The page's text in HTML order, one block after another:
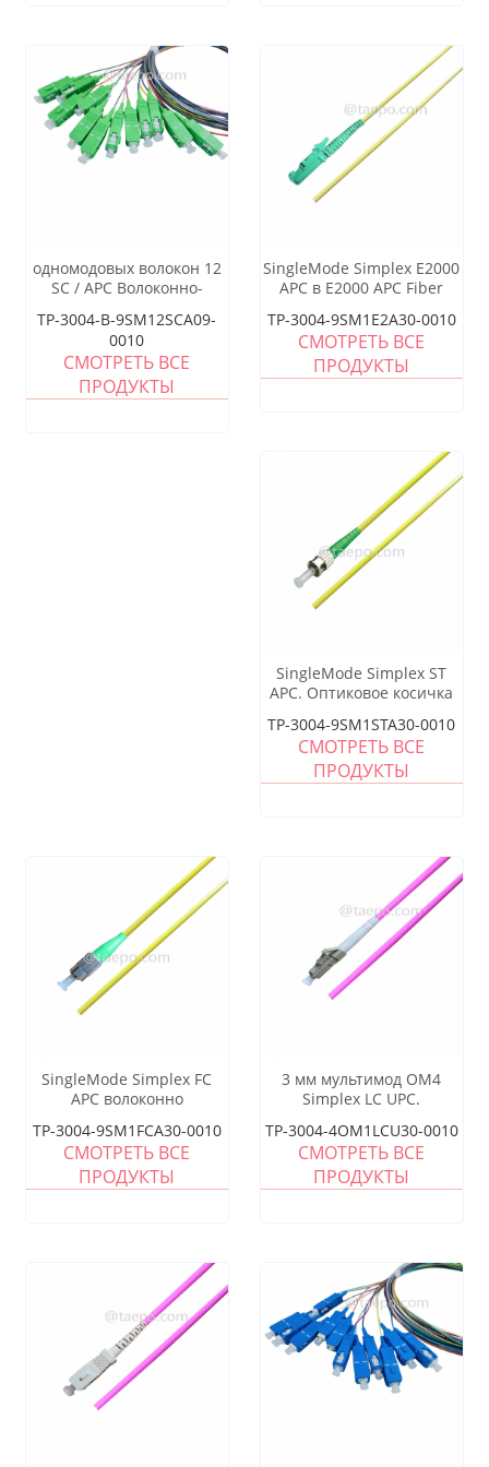
одномодовых волокон 12
SC / APC Волоконно-
косички
TP-3004-B-9SM12SCA09-
0010
СМОТРЕТЬ ВСЕ
ПРОДУКТЫ
SingleMode Simplex E2000
APC в E2000 APC Fiber
TP-3004-9SM1E2A30-0010
СМОТРЕТЬ ВСЕ
ПРОДУКТЫ
SingleMode Simplex ST
APC. Оптиковое косичка
TP-3004-9SM1STA30-0010
СМОТРЕТЬ ВСЕ
ПРОДУКТЫ
SingleMode Simplex FC
APC волоконно
TP-3004-9SM1FCA30-0010
СМОТРЕТЬ ВСЕ
ПРОДУКТЫ
3 мм мультимод OM4
Simplex LC UPC.
TP-3004-4OM1LCU30-0010
СМОТРЕТЬ ВСЕ
ПРОДУКТЫ